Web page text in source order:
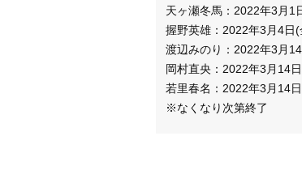
天ヶ瀬冬馬：2022年3月1
握野英雄：2022年3月4日(
渡辺みのり：2022年3月
岡村直央：2022年3月14
若里春名：2022年3月14
※なくなり次第終了